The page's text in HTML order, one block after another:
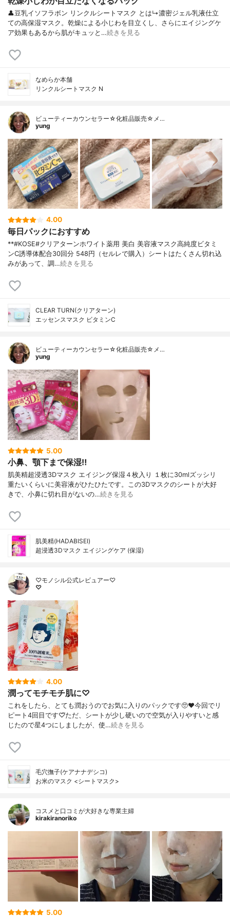
👤豆乳イソフラボン リンクルシートマスク とは↳濃密ジェル乳液仕立
ての高保湿マスク。乾燥による小じわを目立くし、さらにエイジングケ
ア効果もあるから肌がキュッと…続きを見る
なめらか本舗
リンクルシートマスク N
ビューティーカウンセラー☆化粧品販売☆メ…
yung
4.00
毎日パックにおすすめ
**#KOSE#クリアターンホワイト薬用 美白 美容液マスク高純度ビタミ
ンC誘導体配合⁡30回分 548円（セルレで購入）⁡シートはたくさん切れ込
みがあって、調…続きを見る
CLEAR TURN(クリアターン)
エッセンスマスク ビタミンC
ビューティーカウンセラー☆化粧品販売☆メ…
yung
5.00
小鼻、顎下まで保湿‼︎
肌美精超浸透3Dマスク エイジング保湿４枚入り １枚に30mlズッシリ
重たいくらいに美容液がひたひたです。この3Dマスクのシートが大好
きで、小鼻に切れ目がないの…続きを見る
肌美精(HADABISEI)
超浸透3Dマスク エイジングケア (保湿)
♡モノシル公式レビュアー♡
♡
4.00
潤ってモチモチ肌に♡
これをしたら、とても潤おうのでお気に入りのパックです🥺❤今回でリ
ピート4回目です♡⃛ただ、シートが少し硬いので空気が入りやすいと感
じたので星4つにしましたが、使…続きを見る
毛穴撫子(ケアナナデシコ)
お米のマスク <シートマスク>
コスメと口コミが大好きな専業主婦
kirakiranoriko
5.00